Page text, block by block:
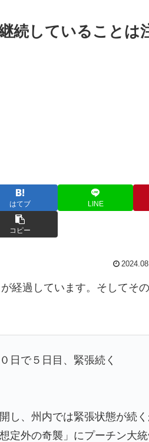
続していることは
はてブ LINE
コピー
経過しています。そしてそ
日で５日目、緊張続く
し、州内では緊張状態が続
定外の奇襲」にプーチン大